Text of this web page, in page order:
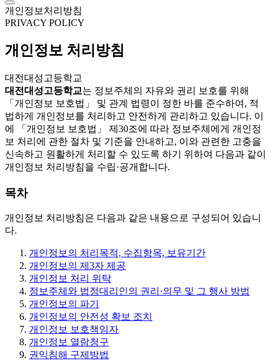
개인정보처리방침
PRIVACY POLICY
개인정보 처리방침
대전대성고등학교
대전대성고등학교는 정보주체의 자유와 권리 보호를 위해
「개인정보 보호법」 및 관계 법령이 정한 바를 준수하여, 적
법하게 개인정보를 처리하고 안전하게 관리하고 있습니다. 이
에 「개인정보 보호법」 제30조에 따라 정보주체에게 개인정
보 처리에 관한 절차 및 기준을 안내하고, 이와 관련한 고충을
신속하고 원활하게 처리할 수 있도록 하기 위하여 다음과 같이
개인정보 처리방침을 수립·공개합니다.
목차
개인정보 처리방침은 다음과 같은 내용으로 구성되어 있습니
다.
개인정보의 처리목적, 수집항목, 보유기간
개인정보의 제3자 제공
개인정보 처리 위탁
정보주체와 법정대리인의 권리·의무 및 그 행사 방법
개인정보의 파기
개인정보의 안전성 확보 조치
개인정보 보호책임자
개인정보 열람청구
권익침해 구제방법